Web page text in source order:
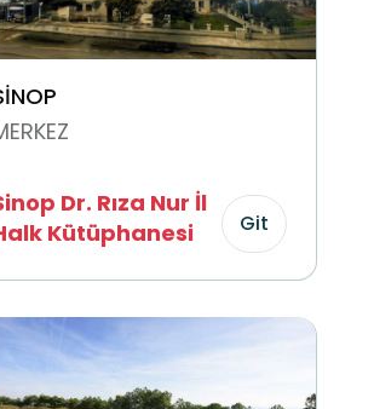
Dr. Rıza Nur İl
Kütüphanesi
Git